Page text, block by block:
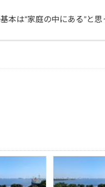
は“家庭の中にある”と思